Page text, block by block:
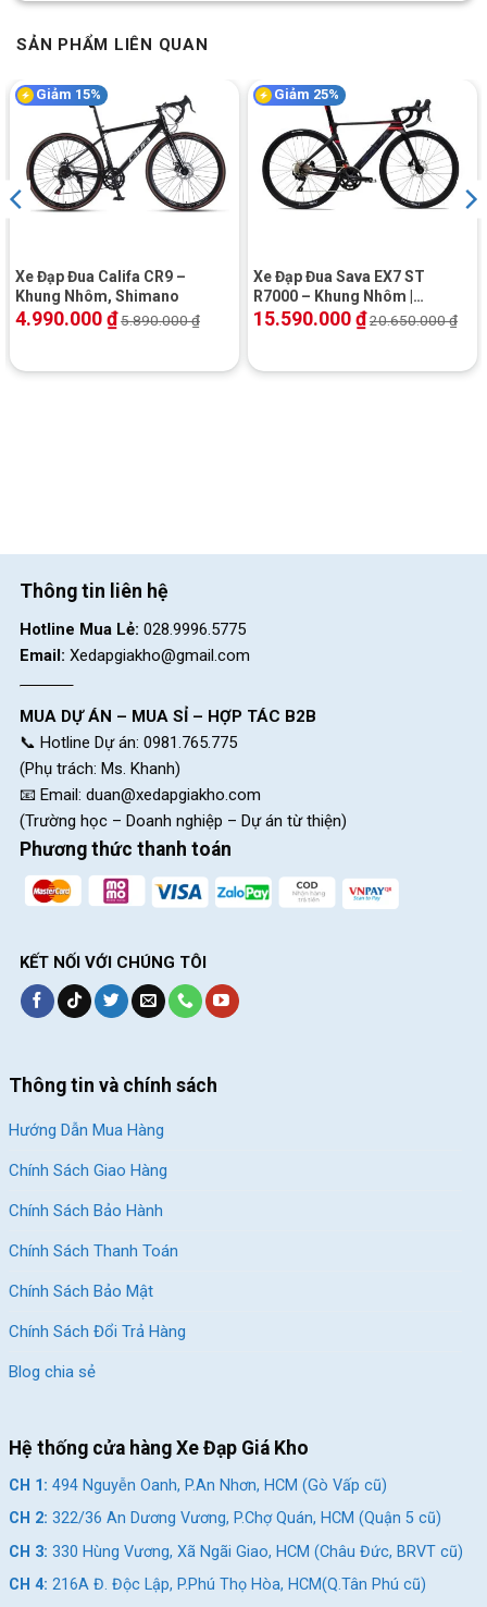
SẢN PHẨM LIÊN QUAN
Giảm 15%
Xe Đạp Đua Califa CR9 –
Khung Nhôm, Shimano
4.990.000₫5.890.000₫
Giảm 25%
Xe Đạp Đua Sava EX7 ST
R7000 – Khung Nhôm |
Shimano 105
15.590.000₫20.650.000₫
Thông tin liên hệ
Hotline Mua Lẻ: 028.9996.5775
Email: Xedapgiakho@gmail.com
MUA DỰ ÁN – MUA SỈ – HỢP TÁC B2B
📞 Hotline Dự án: 0981.765.775
(Phụ trách: Ms. Khanh)
📧 Email: duan@xedapgiakho.com
(Trường học – Doanh nghiệp – Dự án từ thiện)
Phương thức thanh toán
KẾT NỐI VỚI CHÚNG TÔI
Thông tin và chính sách
Hướng Dẫn Mua Hàng
Chính Sách Giao Hàng
Chính Sách Bảo Hành
Chính Sách Thanh Toán
Chính Sách Bảo Mật
Chính Sách Đổi Trả Hàng
Blog chia sẻ
Hệ thống cửa hàng Xe Đạp Giá Kho
CH 1: 494 Nguyễn Oanh, P.An Nhơn, HCM (Gò Vấp cũ)
CH 2: 322/36 An Dương Vương, P.Chợ Quán, HCM (Quận 5 cũ)
CH 3: 330 Hùng Vương, Xã Ngãi Giao, HCM (Châu Đức, BRVT cũ)
CH 4: 216A Đ. Độc Lập, P.Phú Thọ Hòa, HCM(Q.Tân Phú cũ)